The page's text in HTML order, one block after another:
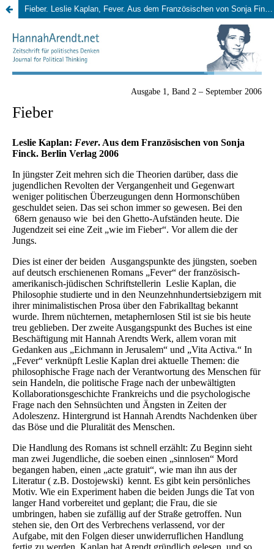
Fieber. Leslie Kaplan, Fever. Aus dem Französischen von Sonja Finck. Berlin Verlag 2006